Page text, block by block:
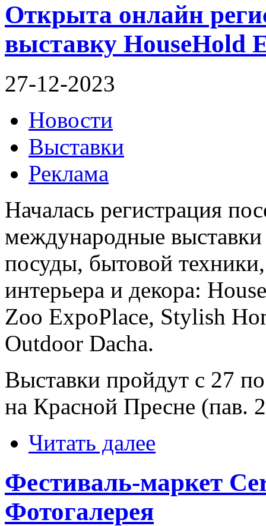
Открыта онлайн
выставку HouseHold
27-12-2023
Новости
Выставки
Реклама
Началась регистрация
международные
посуды, бытовой
интерьера и декора:
Zoo ExpoPlace, Stylish
Outdoor Dacha.
Выставки пройдут с 27
на Красной Пресне (пав.
Читать далее
Фестиваль-маркет
Фотогалерея